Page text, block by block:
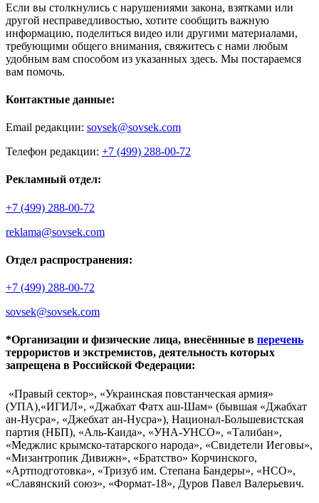
Если вы столкнулись с нарушениями закона, взятками или
другой несправедливостью, хотите сообщить важную
информацию, поделиться видео или другими материалами,
требующими общего внимания, свяжитесь с нами любым
удобным вам способом из указанных здесь. Мы постараемся
вам помочь.
Контактные данные:
Email редакции: sovsek@sovsek.com
Телефон редакции: +7 (499) 288-00-72
Рекламный отдел:
+7 (499) 288-00-72
reklama@sovsek.com
Отдел распространения:
+7 (499) 288-00-72
sovsek@sovsek.com
*Организации и физические лица, внесённные в перечень
террористов и экстремистов, деятельность которых
запрещена в Российской Федерации:
«Правый сектор», «Украинская повстанческая армия»
(УПА),«ИГИЛ», «Джабхат Фатх аш-Шам» (бывшая «Джабхат
ан-Нусра», «Джебхат ан-Нусра»), Национал-Большевистская
партия (НБП), «Аль-Каида», «УНА-УНСО», «Талибан»,
«Меджлис крымско-татарского народа», «Свидетели Иеговы»,
«Мизантропик Дивижн», «Братство» Корчинского,
«Артподготовка», «Тризуб им. Степана Бандеры», «НСО»,
«Славянский союз», «Формат-18», Дуров Павел Валерьевич.